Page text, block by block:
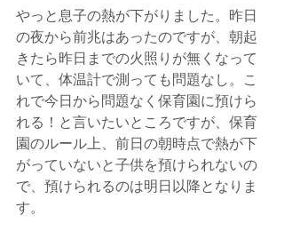
やっと息子の熱が下がりました。昨日
の夜から前兆はあったのですが、朝起
きたら昨日までの火照りが無くなって
いて、体温計で測っても問題なし。こ
れで今日から問題なく保育園に預けら
れる！と言いたいところですが、保育
園のルール上、前日の朝時点で熱が下
がっていないと子供を預けられないの
で、預けられるのは明日以降となりま
す。